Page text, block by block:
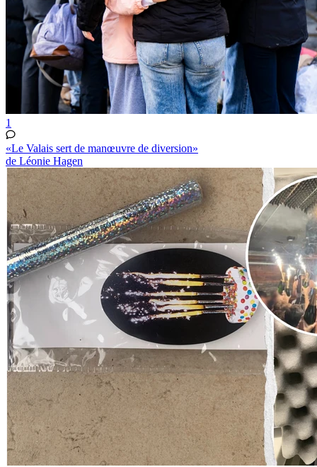
1
«Le Valais sert de manœuvre de diversion»
de Léonie Hagen